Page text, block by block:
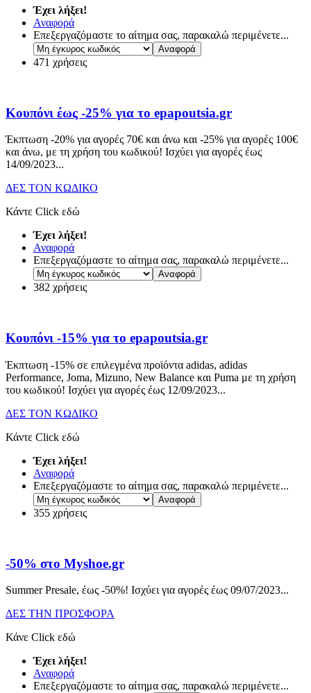
Έχει λήξει!
Αναφορά
Επεξεργαζόμαστε το αίτημα σας, παρακαλώ περιμένετε...
471 χρήσεις
Κουπόνι έως -25% για το epapoutsia.gr
Έκπτωση -20% για αγορές 70€ και άνω και -25% για αγορές 100€
και άνω, με τη χρήση του κωδικού! Ισχύει για αγορές έως
14/09/2023...
ΔΕΣ ΤΟΝ ΚΩΔΙΚΟ
Κάντε Click εδώ
Έχει λήξει!
Αναφορά
Επεξεργαζόμαστε το αίτημα σας, παρακαλώ περιμένετε...
382 χρήσεις
Κουπόνι -15% για το epapoutsia.gr
Έκπτωση -15% σε επιλεγμένα προϊόντα adidas, adidas
Performance, Joma, Mizuno, New Balance και Puma με τη χρήση
του κωδικού! Ισχύει για αγορές έως 12/09/2023...
ΔΕΣ ΤΟΝ ΚΩΔΙΚΟ
Κάντε Click εδώ
Έχει λήξει!
Αναφορά
Επεξεργαζόμαστε το αίτημα σας, παρακαλώ περιμένετε...
355 χρήσεις
-50% στο Myshoe.gr
Summer Presale, έως -50%! Ισχύει για αγορές έως 09/07/2023...
ΔΕΣ ΤΗΝ ΠΡΟΣΦΟΡΑ
Κάνε Click εδώ
Έχει λήξει!
Αναφορά
Επεξεργαζόμαστε το αίτημα σας, παρακαλώ περιμένετε...